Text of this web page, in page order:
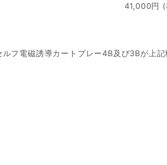
41,000円 (
フ電磁誘導カートプレー4B及び3Bが上記